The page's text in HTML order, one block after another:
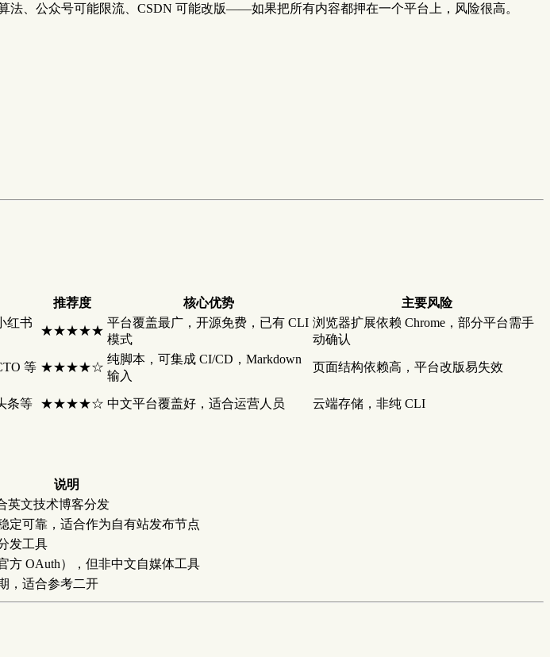
法、公众号可能限流、CSDN 可能改版——如果把所有内容都押在一个平台上，风险很高。
推荐度 核心优势 主要风险
红书
★★★★★
平台覆盖最广，开源免费，已有 CLI
模式
浏览器扩展依赖 Chrome，部分平台需手
动确认
等 ★★★★☆
纯脚本，可集成 CI/CD，Markdown
输入
页面结构依赖高，平台改版易失效
条等 ★★★★☆ 中文平台覆盖好，适合运营人员 云端存储，非纯 CLI
说明
英文技术博客分发
定可靠，适合作为自有站发布节点
发工具
方 OAuth），但非中文自媒体工具
，适合参考二开